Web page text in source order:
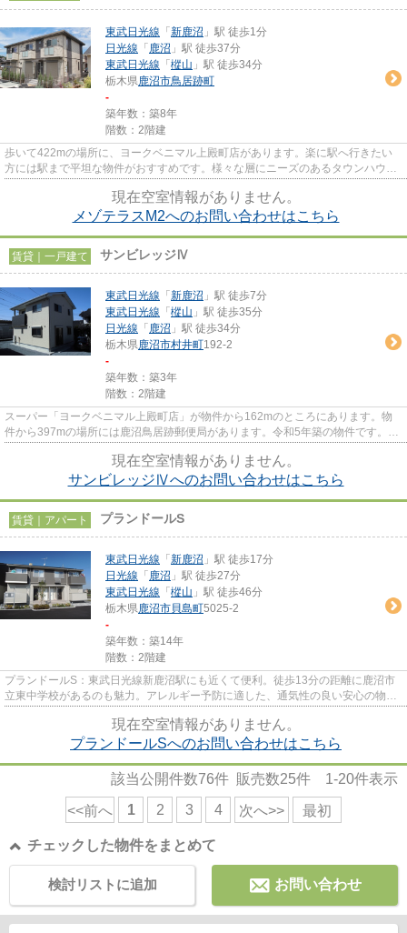
東武日光線 「 新鹿沼 」駅 徒歩1分
日光線 「 鹿沼 」駅 徒歩37分
東武日光線 「 樅山 」駅 徒歩34分
栃木県鹿沼市鳥居跡町
-
築年数：築8年
階数：2階建
歩いて422mの場所に、ヨークベニマル上殿町店があります。楽に駅へ行きたい
方には駅まで平坦な物件がおすすめです。様々な層にニーズのあるタウンハウス
現在空室情報がありません。
メゾテラスM2へのお問い合わせはこちら
賃貸｜一戸建て サンビレッジⅣ
東武日光線 「 新鹿沼 」駅 徒歩7分
東武日光線 「 樅山 」駅 徒歩35分
日光線 「 鹿沼 」駅 徒歩34分
栃木県鹿沼市村井町192-2
-
築年数：築3年
階数：2階建
スーパー「ヨークベニマル上殿町店」が物件から162mのところにあります。物
件から397mの場所には鹿沼鳥居跡郵便局があります。令和5年築の物件です。良
現在空室情報がありません。
サンビレッジⅣへのお問い合わせはこちら
賃貸｜アパート プランドールS
東武日光線 「 新鹿沼 」駅 徒歩17分
日光線 「 鹿沼 」駅 徒歩27分
東武日光線 「 樅山 」駅 徒歩46分
栃木県鹿沼市貝島町5025-2
-
築年数：築14年
階数：2階建
プランドールS：東武日光線新鹿沼駅にも近くて便利。徒歩13分の距離に鹿沼市
立東中学校があるのも魅力。アレルギー予防に適した、通気性の良い安心の物件
現在空室情報がありません。
プランドールSへのお問い合わせはこちら
該当公開件数76件 販売数25件 1-20件表示
<<前へ 1 2 3 4 次へ>> 最初
チェックした物件をまとめて
お問い合わせ
検討リストに追加